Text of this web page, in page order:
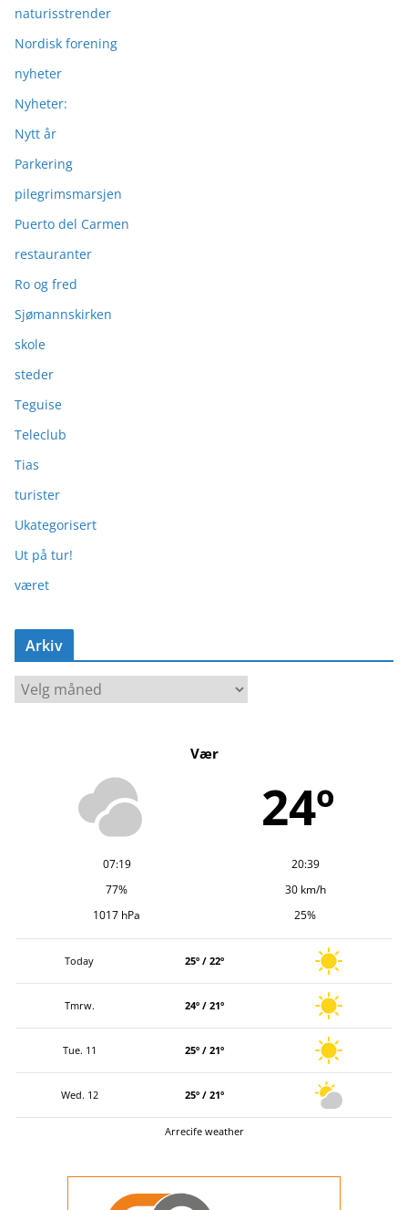
naturisstrender
Nordisk forening
nyheter
Nyheter:
Nytt år
Parkering
pilegrimsmarsjen
Puerto del Carmen
restauranter
Ro og fred
Sjømannskirken
skole
steder
Teguise
Teleclub
Tias
turister
Ukategorisert
Ut på tur!
været
Arkiv
A
r
Vær
24º
07:19
20:39
77%
30 km/h
1017 hPa
25%
Today 25º / 22º
Tmrw. 24º / 21º
Tue. 11 25º / 21º
Wed. 12 25º / 21º
Arrecife weather